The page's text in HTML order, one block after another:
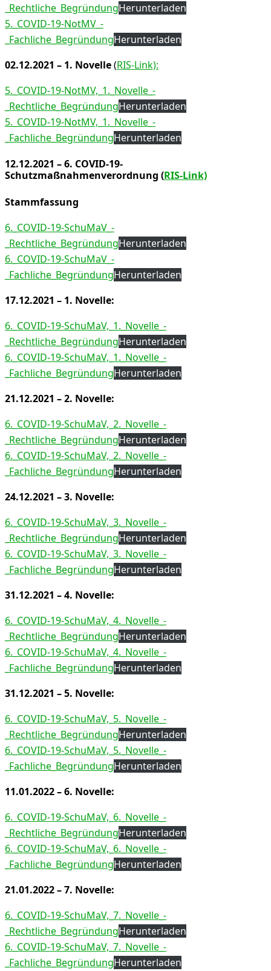
_Rechtliche_BegründungHerunterladen
5._COVID-19-NotMV_-
_Fachliche_BegründungHerunterladen
02.12.2021 – 1. Novelle(RIS-Link):
5._COVID-19-NotMV,_1._Novelle_-
_Rechtliche_BegründungHerunterladen
5._COVID-19-NotMV,_1._Novelle_-
_Fachliche_BegründungHerunterladen
12.12.2021 – 6. COVID-19-
Schutzmaßnahmenverordnung (RIS-Link)
Stammfassung
6._COVID-19-SchuMaV_-
_Rechtliche_BegründungHerunterladen
6._COVID-19-SchuMaV_-
_Fachliche_BegründungHerunterladen
17.12.2021 – 1. Novelle:
6._COVID-19-SchuMaV,_1._Novelle_-
_Rechtliche_BegründungHerunterladen
6._COVID-19-SchuMaV,_1._Novelle_-
_Fachliche_BegründungHerunterladen
21.12.2021 – 2. Novelle:
6._COVID-19-SchuMaV,_2._Novelle_-
_Rechtliche_BegründungHerunterladen
6._COVID-19-SchuMaV,_2._Novelle_-
_Fachliche_BegründungHerunterladen
24.12.2021 – 3. Novelle:
6._COVID-19-SchuMaV,_3._Novelle_-
_Rechtliche_BegründungHerunterladen
6._COVID-19-SchuMaV,_3._Novelle_-
_Fachliche_BegründungHerunterladen
31.12.2021 – 4. Novelle:
6._COVID-19-SchuMaV,_4._Novelle_-
_Rechtliche_BegründungHerunterladen
6._COVID-19-SchuMaV,_4._Novelle_-
_Fachliche_BegründungHerunterladen
31.12.2021 – 5. Novelle:
6._COVID-19-SchuMaV,_5._Novelle_-
_Rechtliche_BegründungHerunterladen
6._COVID-19-SchuMaV,_5._Novelle_-
_Fachliche_BegründungHerunterladen
11.01.2022 – 6. Novelle:
6._COVID-19-SchuMaV,_6._Novelle_-
_Rechtliche_BegründungHerunterladen
6._COVID-19-SchuMaV,_6._Novelle_-
_Fachliche_BegründungHerunterladen
21.01.2022 – 7. Novelle:
6._COVID-19-SchuMaV,_7._Novelle_-
_Rechtliche_BegründungHerunterladen
6._COVID-19-SchuMaV,_7._Novelle_-
_Fachliche_BegründungHerunterladen